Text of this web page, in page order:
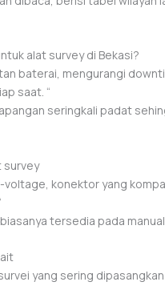
alat survey di Bekasi?
baterai, mengurangi
saat. “
seringkali padat
survey
konektor yang
tersedia pada
yang sering